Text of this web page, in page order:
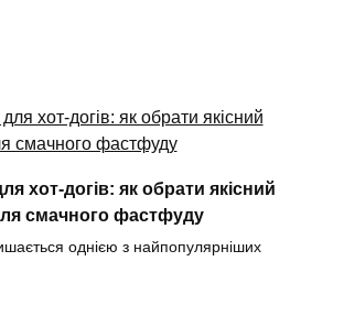
хот-догів: як обрати якісний
смачного фастфуду
однією з найпопулярніших